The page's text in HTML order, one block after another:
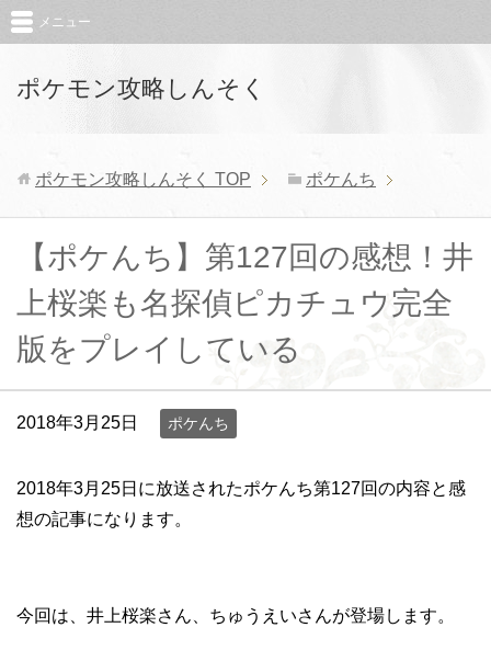
ポケモン攻略しんそく
メニュー
ポケモン攻略しんそく TOP ポケんち
【ポケんち】第127回の感想！井
上桜楽も名探偵ピカチュウ完全
版をプレイしている
2018年3月25日 ポケんち
2018年3月25日に放送されたポケんち第127回の内容と感
想の記事になります。
今回は、井上桜楽さん、ちゅうえいさんが登場します。